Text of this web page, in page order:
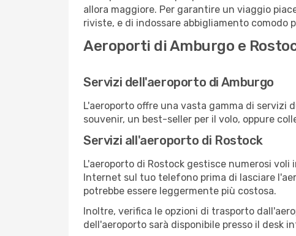
allora maggiore. Per garantire un viaggio
riviste, e di indossare abbigliamento comodo
Aeroporti di Amburgo e
Servizi dell'aeroporto di Amburgo
L'aeroporto offre una vasta gamma di servizi
souvenir, un best-seller per il volo, oppure
Servizi all'aeroporto di Rostock
L'aeroporto di Rostock gestisce numerosi
Internet sul tuo telefono prima di lasciare
potrebbe essere leggermente più costosa.
Inoltre, verifica le opzioni di trasporto
dell'aeroporto sarà disponibile presso il desk